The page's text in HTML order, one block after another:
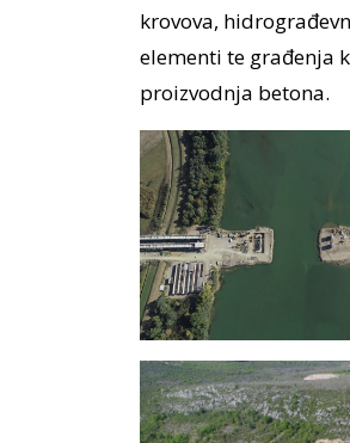
krovova,
elementi te građenja
proizvodnja betona.